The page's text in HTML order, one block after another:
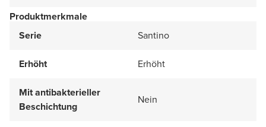
Produktmerkmale
Serie
Santino
Erhöht Erhöht
Mit antibakterieller
Beschichtung
Nein